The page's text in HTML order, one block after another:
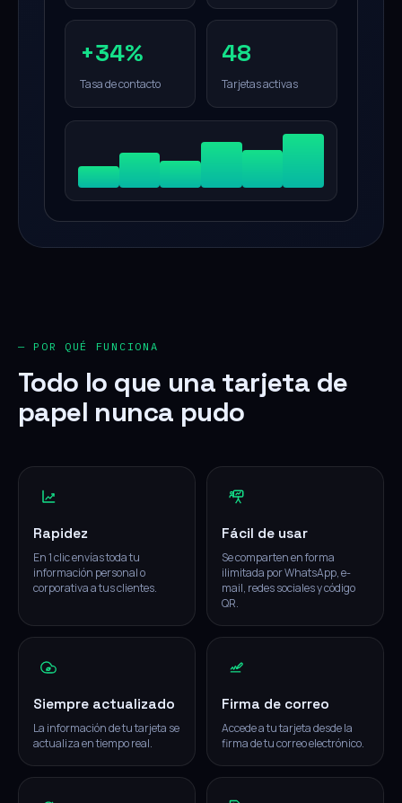
+34%
Tasa de contacto
48
Tarjetas activas
— POR QUÉ FUNCIONA
Todo lo que una tarjeta de
papel nunca pudo
Rapidez
En 1 clic envías toda tu
información personal o
corporativa a tus clientes.
Fácil de usar
Se comparten en forma
ilimitada por WhatsApp, e-
mail, redes sociales y código
QR.
Siempre actualizado
La información de tu tarjeta se
actualiza en tiempo real.
Firma de correo
Accede a tu tarjeta desde la
firma de tu correo electrónico.